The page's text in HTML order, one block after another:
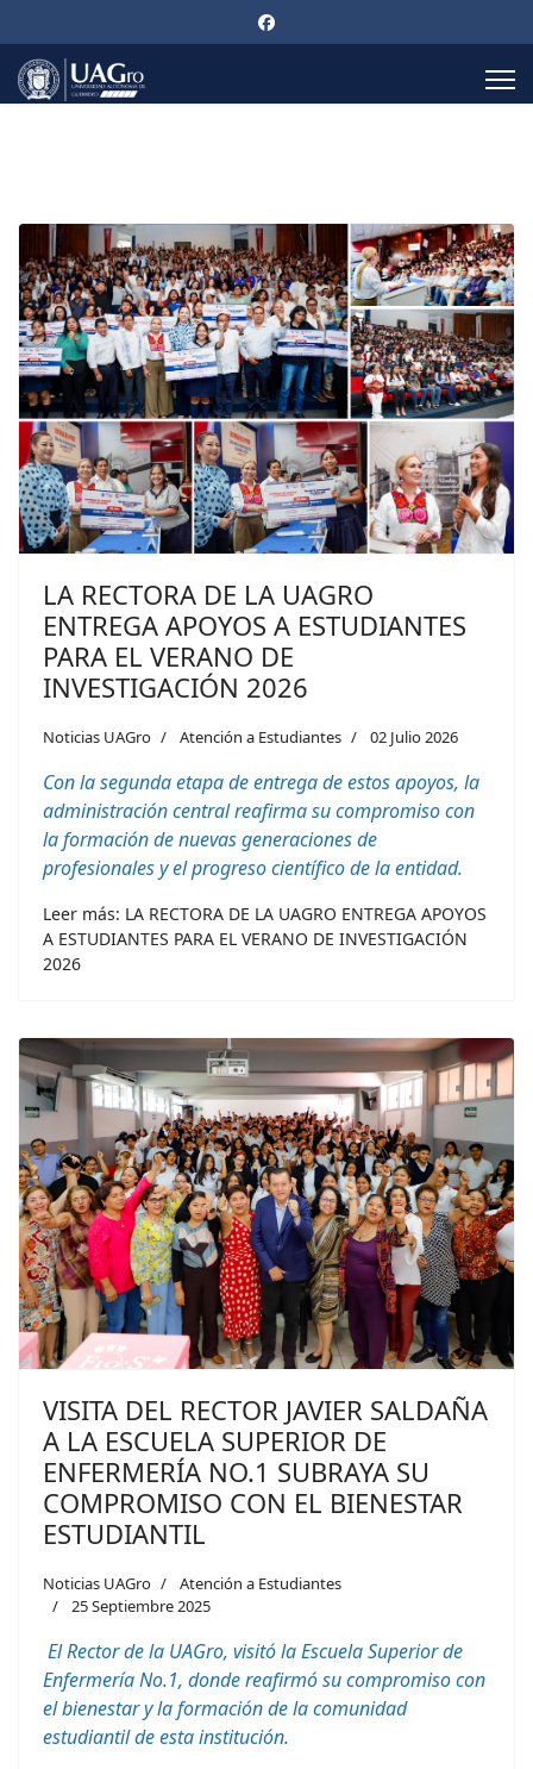
LA RECTORA DE LA UAGRO
ENTREGA APOYOS A ESTUDIANTES
PARA EL VERANO DE
INVESTIGACIÓN 2026
Noticias UAGro Atención a Estudiantes 02 Julio 2026
Con la segunda etapa de entrega de estos apoyos, la
administración central reafirma su compromiso con
la formación de nuevas generaciones de
profesionales y el progreso científico de la entidad.
Leer más: LA RECTORA DE LA UAGRO ENTREGA APOYOS
A ESTUDIANTES PARA EL VERANO DE INVESTIGACIÓN
2026
VISITA DEL RECTOR JAVIER SALDAÑA
A LA ESCUELA SUPERIOR DE
ENFERMERÍA NO.1 SUBRAYA SU
COMPROMISO CON EL BIENESTAR
ESTUDIANTIL
Noticias UAGro
Atención a Estudiantes
25 Septiembre 2025
El Rector de la UAGro, visitóla Escuela Superior de
EnfermeríaNo.1, dondereafirmósucompromisocon
elbienestary laformaciónde lacomunidad
estudiantildeestainstitución.